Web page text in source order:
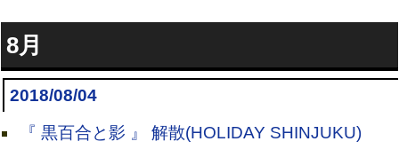
8月
2018/08/04
『 黒百合と影 』 解散(HOLIDAY SHINJUKU)